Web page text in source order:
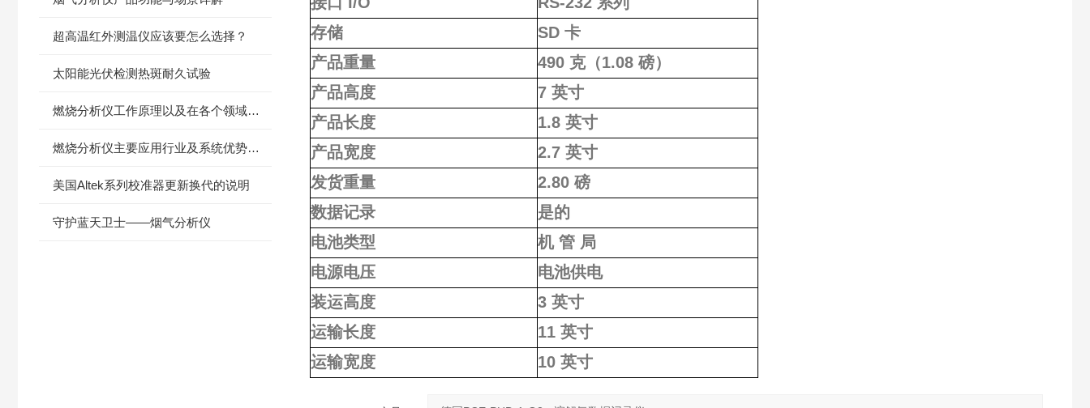
超高温红外测温仪应该要怎么选择？
太阳能光伏检测热斑耐久试验
燃烧分析仪工作原理以及在各个领域中的应用
燃烧分析仪主要应用行业及系统优势，都在这了
美国Altek系列校准器更新换代的说明
守护蓝天卫士——烟气分析仪
存储
SD 卡
产品重量
490 克（1.08 磅）
产品高度
7 英寸
产品长度
1.8 英寸
产品宽度
2.7 英寸
发货重量
2.80 磅
数据记录
是的
电池类型
机 管 局
电源电压
电池供电
装运高度
3 英寸
运输长度
11 英寸
运输宽度
10 英寸